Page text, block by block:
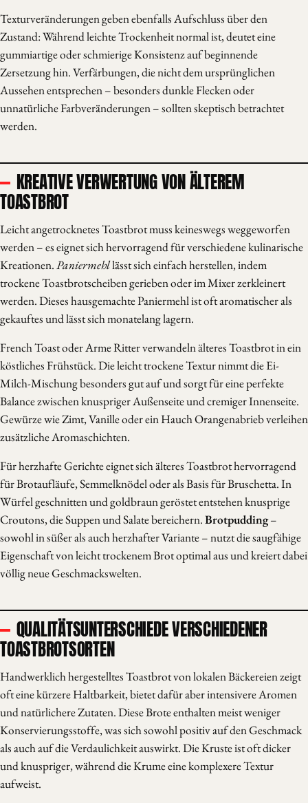
Texturveränderungen geben ebenfalls Aufschluss über den
Zustand: Während leichte Trockenheit normal ist, deutet eine
gummiartige oder schmierige Konsistenz auf beginnende
Zersetzung hin. Verfärbungen, die nicht dem ursprünglichen
Aussehen entsprechen – besonders dunkle Flecken oder
unnatürliche Farbveränderungen – sollten skeptisch betrachtet
werden.
KREATIVE VERWERTUNG VON ÄLTEREM
TOASTBROT
Leicht angetrocknetes Toastbrot muss keineswegs weggeworfen
werden – es eignet sich hervorragend für verschiedene kulinarische
Kreationen.Paniermehllässt sich einfach herstellen, indem
trockene Toastbrotscheiben gerieben oder im Mixer zerkleinert
werden. Dieses hausgemachte Paniermehl ist oft aromatischer als
gekauftes und lässt sich monatelang lagern.
French Toast oder Arme Ritter verwandeln älteres Toastbrot in ein
köstliches Frühstück. Die leicht trockene Textur nimmt die Ei-
Milch-Mischung besonders gut auf und sorgt für eine perfekte
Balance zwischen knuspriger Außenseite und cremiger Innenseite.
Gewürze wie Zimt, Vanille oder ein Hauch Orangenabrieb verleihen
zusätzliche Aromaschichten.
Für herzhafte Gerichte eignet sich älteres Toastbrot hervorragend
für Brotaufläufe, Semmelknödel oder als Basis für Bruschetta. In
Würfel geschnitten und goldbraun geröstet entstehen knusprige
Croutons, die Suppen und Salate bereichern.Brotpudding–
sowohl in süßer als auch herzhafter Variante – nutzt die saugfähige
Eigenschaft von leicht trockenem Brot optimal aus und kreiert dabei
völlig neue Geschmackswelten.
QUALITÄTSUNTERSCHIEDE VERSCHIEDENER
TOASTBROTSORTEN
Handwerklich hergestelltes Toastbrot von lokalen Bäckereien zeigt
oft eine kürzere Haltbarkeit, bietet dafür aber intensivere Aromen
und natürlichere Zutaten. Diese Brote enthalten meist weniger
Konservierungsstoffe, was sich sowohl positiv auf den Geschmack
als auch auf die Verdaulichkeit auswirkt. Die Kruste ist oft dicker
und knuspriger, während die Krume eine komplexere Textur
aufweist.